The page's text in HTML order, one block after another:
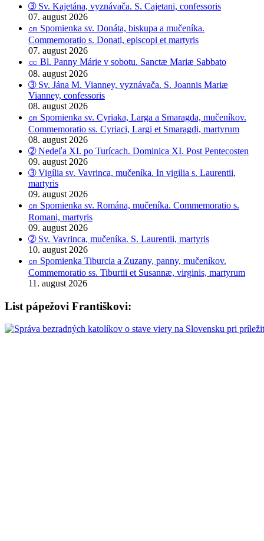
➂ Sv. Kajetána, vyznávača. S. Cajetani, confessoris
07. august 2026
㎝ Spomienka sv. Donáta, biskupa a mučeníka.
Commemoratio s. Donati, episcopi et martyris
07. august 2026
㏄ Bl. Panny Márie v sobotu. Sanctæ Mariæ Sabbato
08. august 2026
➂ Sv. Jána M. Vianney, vyznávača. S. Joannis Mariæ
Vianney, confessoris
08. august 2026
㎝ Spomienka sv. Cyriaka, Larga a Smaragda, mučeníkov.
Commemoratio ss. Cyriaci, Largi et Smaragdi, martyrum
08. august 2026
➁ Nedeľa XI. po Turícach. Dominica XI. Post Pentecosten
09. august 2026
➂ Vigília sv. Vavrinca, mučeníka. In vigilia s. Laurentii,
martyris
09. august 2026
㎝ Spomienka sv. Romána, mučeníka. Commemoratio s.
Romani, martyris
09. august 2026
➁ Sv. Vavrinca, mučeníka. S. Laurentii, martyris
10. august 2026
㎝ Spomienka Tiburcia a Zuzany, panny, mučeníkov.
Commemoratio ss. Tiburtii et Susannæ, virginis, martyrum
11. august 2026
List pápežovi Františkovi: